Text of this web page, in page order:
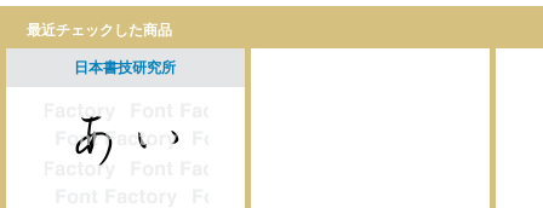
最近チェックした商品
日本書技研究所